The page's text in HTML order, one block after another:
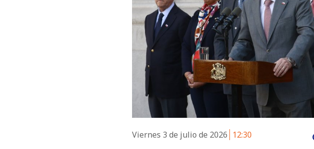
Viernes 3 de julio de 2026 12:30